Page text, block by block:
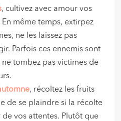
, cultivez avec amour vos
même temps, extirpez
ne les laissez pas
Parfois ces ennemis sont
ne tombez pas victimes de
, récoltez les fruits
de se plaindre si la récolte
de vos attentes. Plutôt que